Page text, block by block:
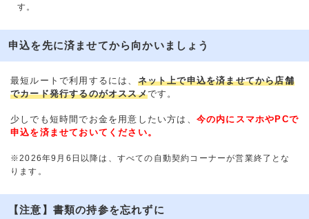
す。
申込を先に済ませてから向かいましょう
最短ルートで利用するには、 ネット上で申込を済ませてから店舗
でカード発行するのがオススメです。
少しでも短時間でお金を用意したい方は、 今の内にスマホやPCで
申込を済ませておいてください。
※2026年9月6日以降は、すべての自動契約コーナーが営業終了とな
ります。
【注意】書類の持参を忘れずに